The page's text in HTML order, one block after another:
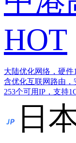
HOT
大陆优化网络，硬件
含优化互联网路由，
253个可用IP，支持
日